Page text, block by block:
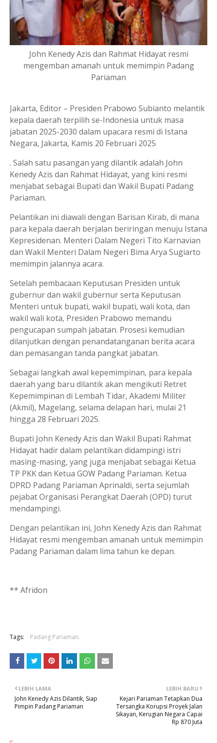
John Kenedy Azis dan Rahmat Hidayat resmi
mengemban amanah untuk memimpin Padang
Pariaman
Jakarta, Editor – Presiden Prabowo Subianto melantik
kepala daerah terpilih se-Indonesia untuk masa
jabatan 2025-2030 dalam upacara resmi di Istana
Negara, Jakarta, Kamis 20 Februari 2025
. Salah satu pasangan yang dilantik adalah John
Kenedy Azis dan Rahmat Hidayat, yang kini resmi
menjabat sebagai Bupati dan Wakil Bupati Padang
Pariaman.
Pelantikan ini diawali dengan Barisan Kirab, di mana
para kepala daerah berjalan beriringan menuju Istana
Kepresidenan. Menteri Dalam Negeri Tito Karnavian
dan Wakil Menteri Dalam Negeri Bima Arya Sugiarto
memimpin jalannya acara.
Setelah pembacaan Keputusan Presiden untuk
gubernur dan wakil gubernur serta Keputusan
Menteri untuk bupati, wakil bupati, wali kota, dan
wakil wali kota, Presiden Prabowo memandu
pengucapan sumpah jabatan. Prosesi kemudian
dilanjutkan dengan penandatanganan berita acara
dan pemasangan tanda pangkat jabatan.
Sebagai langkah awal kepemimpinan, para kepala
daerah yang baru dilantik akan mengikuti Retret
Kepemimpinan di Lembah Tidar, Akademi Militer
(Akmil), Magelang, selama delapan hari, mulai 21
hingga 28 Februari 2025.
Bupati John Kenedy Azis dan Wakil Bupati Rahmat
Hidayat hadir dalam pelantikan didampingi istri
masing-masing, yang juga menjabat sebagai Ketua
TP PKK dan Ketua GOW Padang Pariaman. Ketua
DPRD Padang Pariaman Aprinaldi, serta sejumlah
pejabat Organisasi Perangkat Daerah (OPD) turut
mendampingi.
Dengan pelantikan ini, John Kenedy Azis dan Rahmat
Hidayat resmi mengemban amanah untuk memimpin
Padang Pariaman dalam lima tahun ke depan.
** Afridon
Tags: Padang Pariaman.
LEBIH BARU
Kejari Pariaman Tetapkan Dua
Tersangka Korupsi Proyek Jalan
Sikayan, Kerugian Negara Capai
Rp 870 Juta
LEBIH LAMA
John Kenedy Azis Dilantik, Siap
Pimpin Padang Pariaman